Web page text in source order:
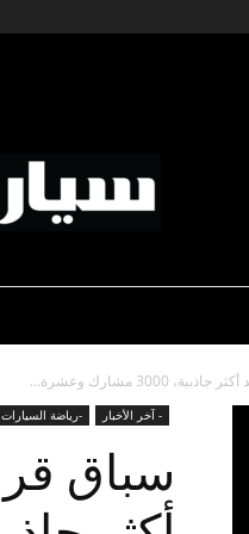
- آخر الأخبار -رياضة السيارات